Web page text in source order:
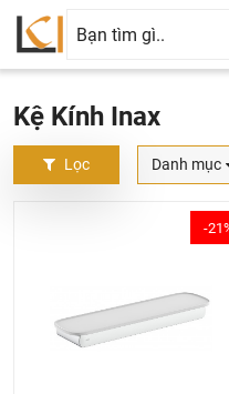
Kệ Kính Inax
Lọc Danh mục
-